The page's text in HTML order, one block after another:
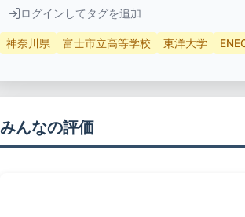
ログインしてタグを追加
神奈川県 富士市立高等学校 東洋大学
みんなの評価